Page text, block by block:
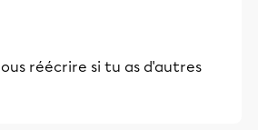
réécrire si tu as d'autres